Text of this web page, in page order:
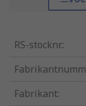
RS-stocknr.:
Fabrikant: